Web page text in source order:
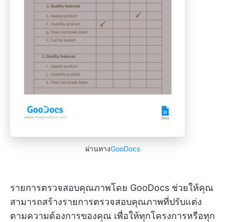
ผ่านทางGooDocs
รายการตรวจสอบคุณภาพโดย GooDocs ช่วยให้คุณ
สามารถสร้างรายการตรวจสอบคุณภาพที่ปรับแต่ง
ตามความต้องการของคุณ เพื่อให้ทุกโครงการหรือทุก